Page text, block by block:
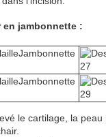
en jambonnette :
le cartilage, la peau